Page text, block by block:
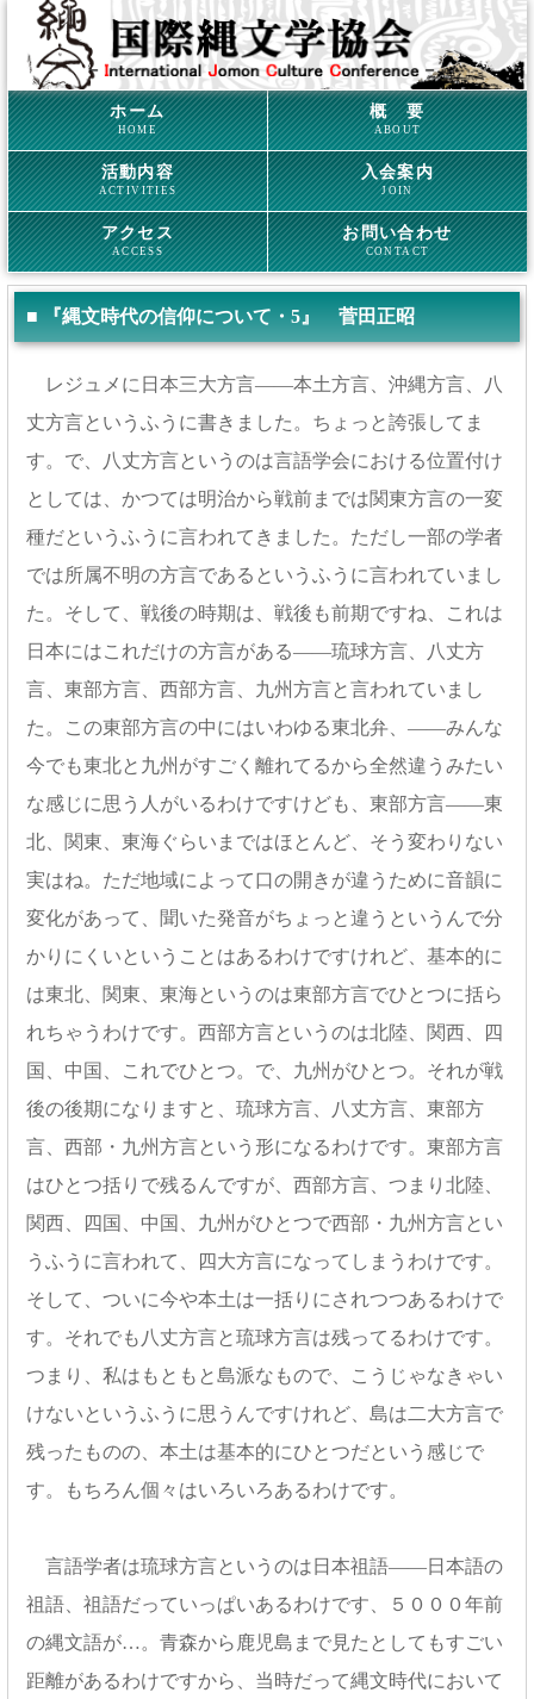
ホーム
HOME
概 要
ABOUT
活動内容
ACTIVITIES
入会案内
JOIN
アクセス
ACCESS
お問い合わせ
CONTACT
■ 『縄文時代の信仰について・5』 菅田正昭
レジュメに日本三大方言――本土方言、沖縄方言、八
丈方言というふうに書きました。ちょっと誇張してま
す。で、八丈方言というのは言語学会における位置付け
としては、かつては明治から戦前までは関東方言の一変
種だというふうに言われてきました。ただし一部の学者
では所属不明の方言であるというふうに言われていまし
た。そして、戦後の時期は、戦後も前期ですね、これは
日本にはこれだけの方言がある――琉球方言、八丈方
言、東部方言、西部方言、九州方言と言われていまし
た。この東部方言の中にはいわゆる東北弁、――みんな
今でも東北と九州がすごく離れてるから全然違うみたい
な感じに思う人がいるわけですけども、東部方言――東
北、関東、東海ぐらいまではほとんど、そう変わりない
実はね。ただ地域によって口の開きが違うために音韻に
変化があって、聞いた発音がちょっと違うというんで分
かりにくいということはあるわけですけれど、基本的に
は東北、関東、東海というのは東部方言でひとつに括ら
れちゃうわけです。西部方言というのは北陸、関西、四
国、中国、これでひとつ。で、九州がひとつ。それが戦
後の後期になりますと、琉球方言、八丈方言、東部方
言、西部・九州方言という形になるわけです。東部方言
はひとつ括りで残るんですが、西部方言、つまり北陸、
関西、四国、中国、九州がひとつで西部・九州方言とい
うふうに言われて、四大方言になってしまうわけです。
そして、ついに今や本土は一括りにされつつあるわけで
す。それでも八丈方言と琉球方言は残ってるわけです。
つまり、私はもともと島派なもので、こうじゃなきゃい
けないというふうに思うんですけれど、島は二大方言で
残ったものの、本土は基本的にひとつだという感じで
す。もちろん個々はいろいろあるわけです。
言語学者は琉球方言というのは日本祖語――日本語の
祖語、祖語だっていっぱいあるわけです、５０００年前
の縄文語が…。青森から鹿児島まで見たとしてもすごい
距離があるわけですから、当時だって縄文時代において